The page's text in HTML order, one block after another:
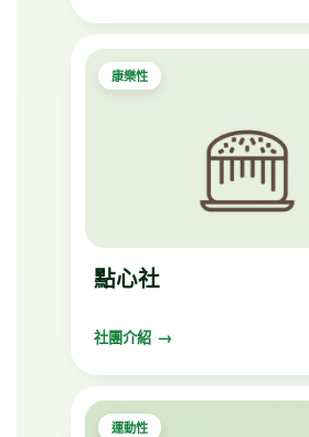
康樂性
點心社
社團介紹
運動性